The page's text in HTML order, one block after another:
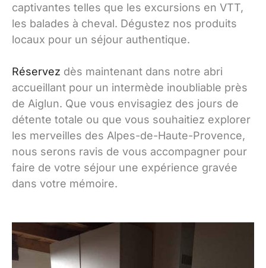
captivantes telles que les excursions en VTT,
les balades à cheval. Dégustez nos produits
locaux pour un séjour authentique.
Réservez dès maintenant dans notre abri
accueillant pour un intermède inoubliable près
de Aiglun. Que vous envisagiez des jours de
détente totale ou que vous souhaitiez explorer
les merveilles des Alpes-de-Haute-Provence,
nous serons ravis de vous accompagner pour
faire de votre séjour une expérience gravée
dans votre mémoire.